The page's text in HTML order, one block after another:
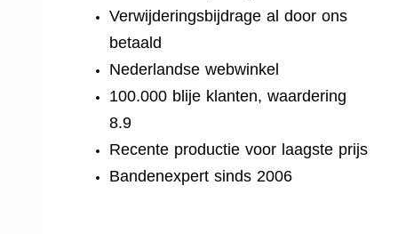
Verwijderingsbijdrage al door ons
betaald
Nederlandse webwinkel
100.000 blije klanten, waardering
8.9
Recente productie voor laagste prijs
Bandenexpert sinds 2006